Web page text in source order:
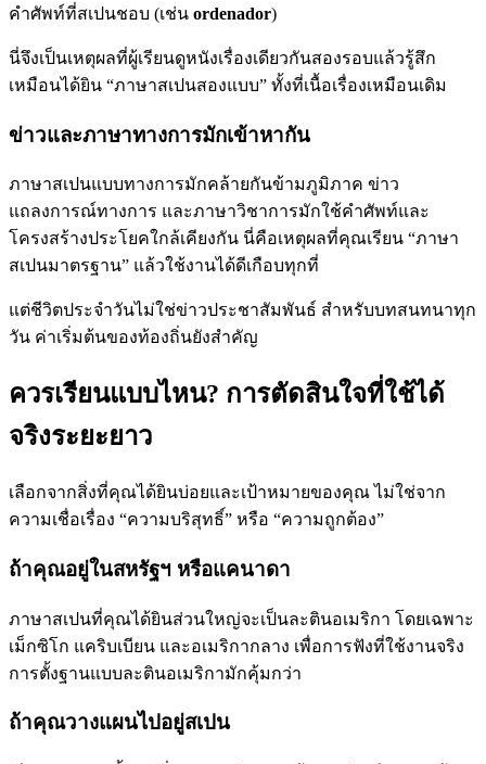
คำศัพท์ที่สเปนชอบ (เช่น ordenador)
นี่จึงเป็นเหตุผลที่ผู้เรียนดูหนังเรื่องเดียวกันสองรอบแล้วรู้สึก
เหมือนได้ยิน “ภาษาสเปนสองแบบ” ทั้งที่เนื้อเรื่องเหมือนเดิม
ข่าวและภาษาทางการมักเข้าหากัน
ภาษาสเปนแบบทางการมักคล้ายกันข้ามภูมิภาค ข่าว
แถลงการณ์ทางการ และภาษาวิชาการมักใช้คำศัพท์และ
โครงสร้างประโยคใกล้เคียงกัน นี่คือเหตุผลที่คุณเรียน “ภาษา
สเปนมาตรฐาน” แล้วใช้งานได้ดีเกือบทุกที่
แต่ชีวิตประจำวันไม่ใช่ข่าวประชาสัมพันธ์ สำหรับบทสนทนาทุก
วัน ค่าเริ่มต้นของท้องถิ่นยังสำคัญ
ควรเรียนแบบไหน? การตัดสินใจที่ใช้ได้
จริงระยะยาว
เลือกจากสิ่งที่คุณได้ยินบ่อยและเป้าหมายของคุณ ไม่ใช่จาก
ความเชื่อเรื่อง “ความบริสุทธิ์” หรือ “ความถูกต้อง”
ถ้าคุณอยู่ในสหรัฐฯ หรือแคนาดา
ภาษาสเปนที่คุณได้ยินส่วนใหญ่จะเป็นละตินอเมริกา โดยเฉพาะ
เม็กซิโก แคริบเบียน และอเมริกากลาง เพื่อการฟังที่ใช้งานจริง
การตั้งฐานแบบละตินอเมริกามักคุ้มกว่า
ถ้าคุณวางแผนไปอยู่สเปน